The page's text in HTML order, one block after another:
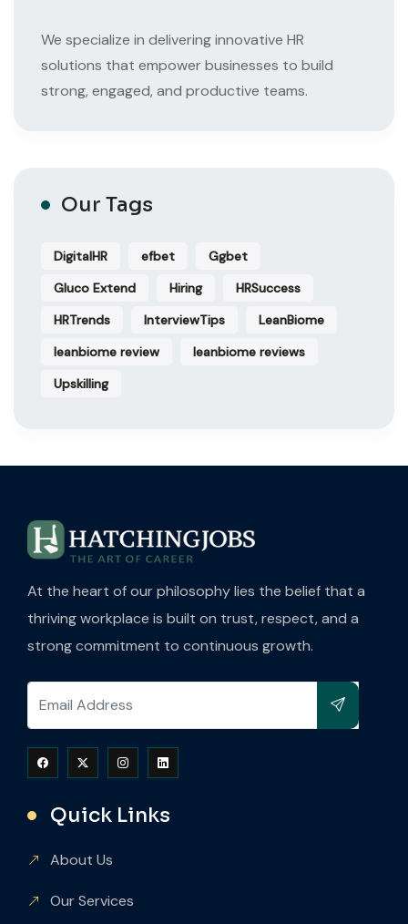
We specialize in delivering innovative HR
solutions that empower businesses to build
strong, engaged, and productive teams.
Our Tags
DigitalHR efbet
Ggbet
Gluco Extend
Hiring
HRSuccess
HRTrends
InterviewTips
LeanBiome
leanbiome review
leanbiome reviews
Upskilling
At the heart of our philosophy lies the belief that a
thriving workplace is built on trust, respect, and a
strong commitment to continuous growth.
Quick Links
About Us
Our Services